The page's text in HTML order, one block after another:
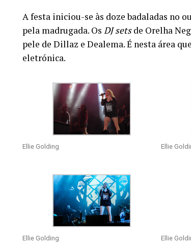
A festa iniciou-se às doze badaladas no
pela madrugada. Os DJ setsde Orelha
pele de Dillaz e Dealema. É nesta área
eletrónica.
Ellie Golding Ellie
Ellie Golding Ellie